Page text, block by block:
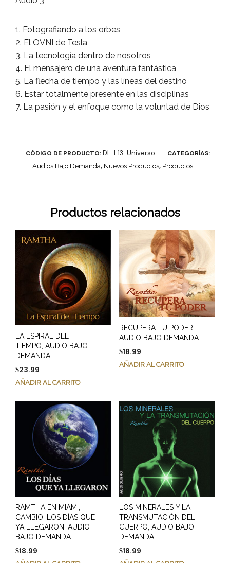
1. Fotografiando a los orbes
2. El OVNI de Tesla
3. La tecnología dentro de nosotros
4. El mensajero de una aventura fantástica
5. La flecha de tiempo y las líneas del destino
6. Estar totalmente presente en las disciplinas
7. La pasión y el enfoque como la voluntad de Dios
CÓDIGO DE PRODUCTO:DL-L13-Universo CATEGORÍAS:
Audios Bajo Demanda, Nuevos Productos, Productos
Productos relacionados
LA ESPIRAL DEL
TIEMPO, AUDIO BAJO
DEMANDA
$23.99
AÑADIR AL CARRITO
RECUPERA TU PODER,
AUDIO BAJO DEMANDA
$18.99
AÑADIR AL CARRITO
RAMTHA EN MIAMI,
CAMBIO: LOS DÍAS QUE
YA LLEGARON, AUDIO
BAJO DEMANDA
$18.99
LOS MINERALES Y LA
TRANSMUTACIÓN DEL
CUERPO, AUDIO BAJO
DEMANDA
$18.99